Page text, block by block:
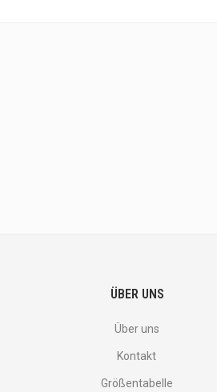
ÜBER UNS
Über uns
Kontakt
Größentabelle